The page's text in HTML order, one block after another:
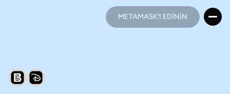
METAMASK'I EDİNİN